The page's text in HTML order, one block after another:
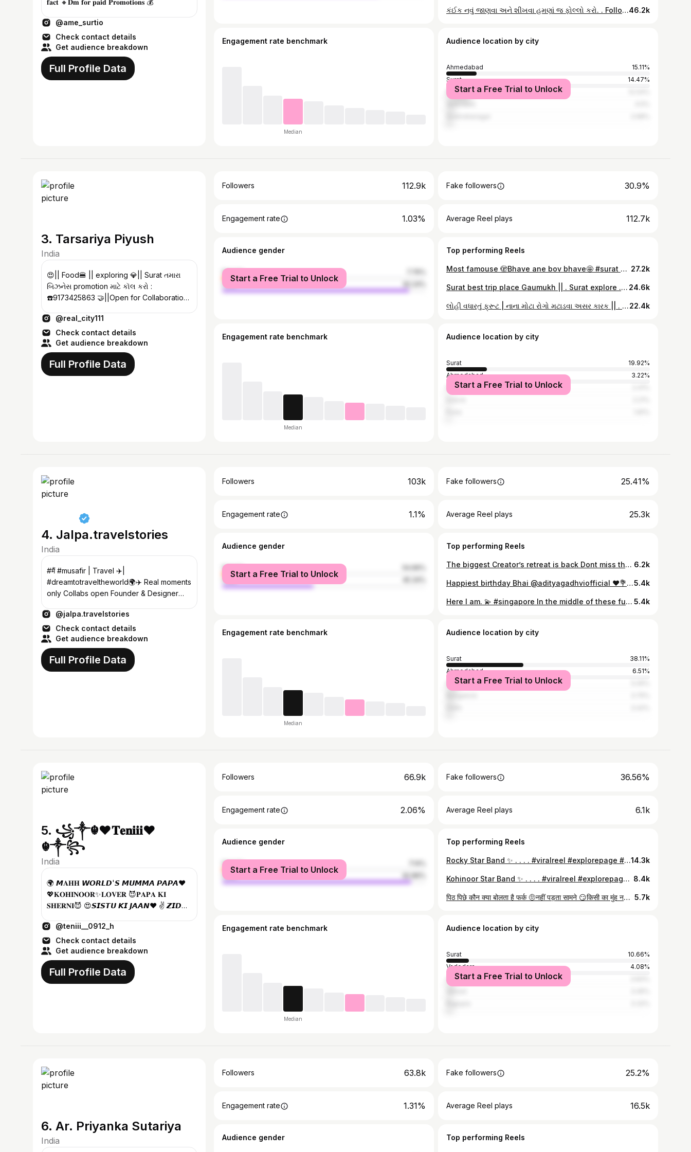
𝐟𝐚𝐜𝐭 🔸𝐃𝐦 𝐟𝐨𝐫 𝐩𝐚𝐢𝐝 𝐏𝐫𝐨𝐦𝐨𝐭𝐢𝐨𝐧𝐬 💰
@ame_surtio
Check contact details
Get audience breakdown
Full Profile Data
કંઈક નવું જાણવા અને શીખવા હમણાં જ ફોલ્લો કરો. . Follow @antic_viral_fact Follow @antic_viral_fact Follow @antic_viral_fact . Like❤ Comment🗨️ & Share♂️ ➖➖➖➖➖➖➖➖➖➖➖➖ 🔷️નોંધ : અમારી કોઈ પણ પોસ્ટ થી કોઈ પણ ધર્મ કે લોકો ની લાગણી દુભાવવા માટે નથી. 🔶️અમારી પોસ્ટ માં મુકવા માં આવતી અમુક ફોટો કાલ્પનિક અથવા તો સમજાવવા માટે હોય છે. 🔷️અમારી અમુક પોસ્ટ માં ટાઇપિંગ માં કે કોઈ પણ રીતે ભૂલ ચૂક થઈ જતી હોય છે તો એના માટે તમારો નાનો ભાઈ સમજી ને માફ કરી દેવું. 🔶️અમે અમારા તરફ થી પૂરો પ્રયાસ કરશું કે તમને બેસ્ટ નોલેજ મળે. ➖➖➖➖➖➖➖➖➖➖➖➖➖ ‌#gujarat #gujartidude # #gujjuzindagi #bhavnagar #anand #gujrati #mehsana #vapi #valsad #bharuch #rajkotian #porbandar #gujjuknowledge #chhotagujju #garvigujarat #ahmedabad_diaries #girsomnath #kathiyomadi #gujjurocks #pakkogujarati #global_gujju #gujjuness #gujjumemes #gujju_gram #gujjubhai #gujjucomedy #gujjunaughty #gujju #tamarogujju #gpscstudymaterial46.2k
Engagement rate benchmark
Median
Audience location by city
Ahmedabad
15.11%
Surat
14.47%
Rajkot
Start a Free Trial to Unlock
3. Tarsariya Piyush
India
😍|| Food🍔 || exploring 💎|| Surat તમારા
બિઝનેસ promotion માટે કૉલ કરો :
☎️9173425863 🤝||Open for Collaboration
@real_city111
Check contact details
Get audience breakdown
Full Profile Data
Followers 112.9k Fake followers 30.9%
Engagement rate 1.03% Average Reel plays 112.7k
Audience gender
female
male
Start a Free Trial to Unlock
Top performing Reels
Most famouse 🫣Bhave ane bov bhave🤩 #surat #suratfood #india 27.2k
Surat best trip place Gaumukh || . Surat explore . #surat #explorer #trending #viralreels #meggie #trip 24.6k
લોહી વધારતું ફ્રૂટ | નાના મોટા રોગો મટાડવા અસર કારક || . 📍મીનીબજાર વરાછા . #findva . Tags/Share 💥For Treat You!!! Follow with Your Friends and Asked For more mouthwatering and amazing food updates follow @real_city111 @real_city111 @real_city111 . . . follow for more content.😇 .@real_city111 #trending #instagram #reels #egglover #suratstreetfood #streetstyle #streetfood #ViralReels #suratcafe #suratfoodblogger #SuratFood #surat #suratfoodies #suratnews #streetfoodlover #streetfoodindia #foodloversindia #streetfoodlovers #foodporn #indianstreetfood22.4k
Engagement rate benchmark
Median
Audience location by city
Surat
19.92%
Ahmedabad
3.22%
Mumbai
Start a Free Trial to Unlock
4. Jalpa.travelstories
India
#मैं #musafir | Travel ✈️|
#dreamtotraveltheworld🌍✈️ Real moments
only Collabs open Founder & Designer
@jalpa.travelstories
Check contact details
Get audience breakdown
Full Profile Data
Followers 103k Fake followers 25.41%
Engagement rate 1.1% Average Reel plays 25.3k
Audience gender
female
male
Start a Free Trial to Unlock
Top performing Reels
The biggest Creator’s retreat is back Dont miss the chance Link in my bio 6.2k
Happiest birthday Bhai @adityagadhviofficial ♥️💐🫶🏻 જન્મદિવસ ના ખૂબ ખૂબ વધામણાં🙏🏻✨5.4k
Here I am. 💫 #singapore In the middle of these futuristic skylines, I found a younger version of me smiling… The one who once dreamed of being here. 💭 (2012) Today, I’m not just traveling, I’m living something I once manifested. Singapore — where dreams meet reality. 🇸🇬✨ Day 1 ✨🌉 5.4k
Engagement rate benchmark
Median
Audience location by city
Surat
38.11%
Ahmedabad
6.51%
Mumbai
Start a Free Trial to Unlock
5. ꧁༒︎☬❤️𝐓𝐞𝐧𝐢𝐢𝐢❤️
☬༒︎꧂
India
🌍 𝙈𝐀𝐇𝐇 𝙒𝙊𝙍𝙇𝘿'𝙎 𝙈𝙐𝙈𝙈𝘼 𝙋𝘼𝙋𝘼❤
💖𝐊𝐎𝐇𝐈𝐍𝐎𝐎𝐑✨𝐋𝐎𝐕𝐄𝐑 😈𝐏𝐀𝐏𝐀 𝐊𝐈
𝐒𝐇𝐄𝐑𝐍𝐈😈 😍𝙎𝙄𝙎𝙏𝙐 𝙆𝙄 𝙅𝘼𝘼𝙉❤ ✌️ 𝙕𝙄𝘿𝘿𝙄
𝕕𝕖𝕔𝕖𝕞𝕓...
@teniii__0912_h
Check contact details
Get audience breakdown
Full Profile Data
Followers 66.9k Fake followers 36.56%
Engagement rate 2.06% Average Reel plays 6.1k
Audience gender
female
male
Start a Free Trial to Unlock
Top performing Reels
Rocky Star Band ✨ . . . . #viralreel #explorepage #viral14.3k
Kohinoor Star Band ✨ . . . . #viralreel #explorepage #adiwasi 8.4k
पिठ पिछे कौन क्या बोलता है फर्क 🤨नहीं पड़ता सामने 😏किसी का मुंह नहीं खुलता इतना😎 काफी है😈💯🔥 #followforfollowback #photooftheday #photoshoot #photography #love#lovequotes #streetstyle #hot #black #picoftheday #explorepage #digitalart #nutrition #travel #reels #power #attitude #live #cute 5.7k
Engagement rate benchmark
Median
Audience location by city
Surat
10.66%
Vadodara
4.08%
Ahmedabad
Start a Free Trial to Unlock
6. Ar. Priyanka Sutariya
India
Followers 63.8k Fake followers 25.2%
Engagement rate 1.31% Average Reel plays 16.5k
Audience gender Top performing Reels